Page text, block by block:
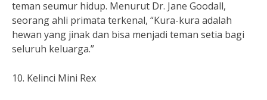
teman seumur hidup. Menurut Dr. Jane Goodall,
seorang ahli primata terkenal, “Kura-kura adalah
hewan yang jinak dan bisa menjadi teman setia bagi
seluruh keluarga.”
10. Kelinci Mini Rex